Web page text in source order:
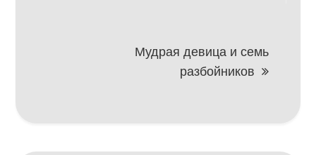
Мудрая девица и семь
разбойников